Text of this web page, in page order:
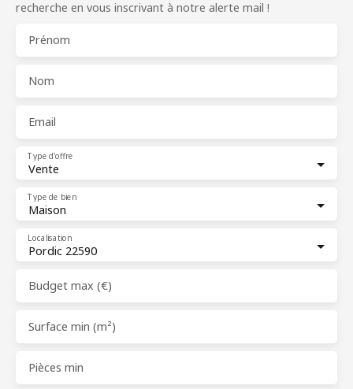
recherche en vous inscrivant à notre alerte mail !
Prénom
Nom
Email
Vente
Type d'offre
Maison
Type de bien
Pordic 22590
Localisation
Budget max (€)
Surface min (m²)
Pièces min